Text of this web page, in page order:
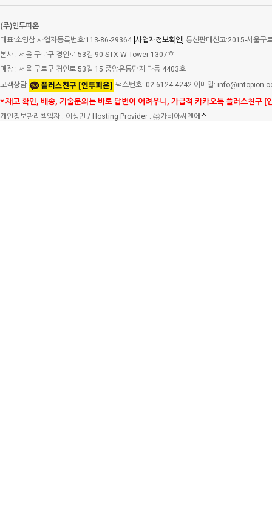
(주)인투피온
대표:소영삼 사업자등록번호:113-86-29364 [사업자정보확인] 통신판매신고:2015-서울구
본사 : 서울 구로구 경인로 53길 90 STX W-Tower 1307호
매장 : 서울 구로구 경인로 53길 15 중앙유통단지 다동 4403호
고객상담
팩스번호: 02-6124-4242 이메일:
* 재고 확인, 배송, 기술문의는 바로 답변이 어려우니, 가급적 카카오톡 플러스친구 [
개인정보관리책임자 : 이성민 / Hosting Provider : ㈜가비아씨엔에 스